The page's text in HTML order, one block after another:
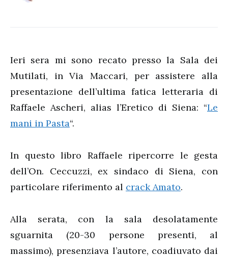
Ieri sera mi sono recato presso la Sala dei
Mutilati, in Via Maccari, per assistere alla
presentazione dell’ultima fatica letteraria di
Raffaele Ascheri, alias l’Eretico di Siena: “Le
mani in Pasta“.
In questo libro Raffaele ripercorre le gesta
dell’On. Ceccuzzi, ex sindaco di Siena, con
particolare riferimento al crack Amato.
Alla serata, con la sala desolatamente
sguarnita (20-30 persone presenti, al
massimo), presenziava l’autore, coadiuvato dai